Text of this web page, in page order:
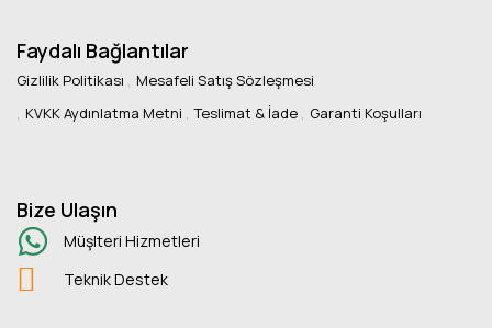
Faydalı Bağlantılar
Gizlilik Politikası
Mesafeli Satış Sözleşmesi
KVKK Aydınlatma Metni
Teslimat & İade Garanti Koşulları
Bize Ulaşın
Müşlteri Hizmetleri
Teknik Destek